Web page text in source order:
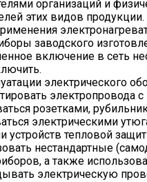
организаций и
этих видов продукции.
заводского
включение в сеть
электрического
электропровода
розетками,
электрическими
тепловой
нестандартные
а также
электрическую